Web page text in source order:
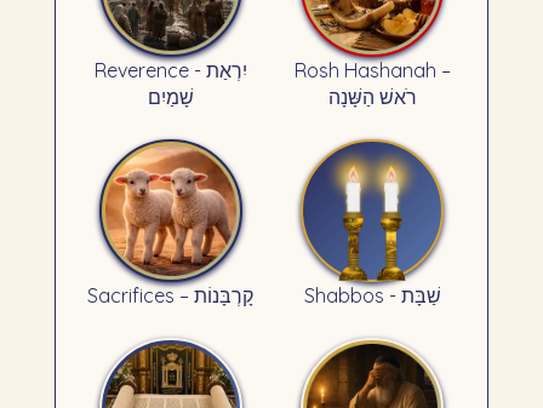
Reverence - יִרְאַת
שָׁמַיִם
Rosh Hashanah –
רֹאשׁ הַשָּׁנָה
Sacrifices – קָרְבָּנוֹת Shabbos - שַׁבָּת